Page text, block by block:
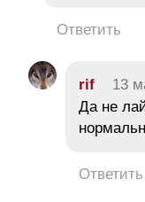
Ответить
rif 13
Да не
Ответить